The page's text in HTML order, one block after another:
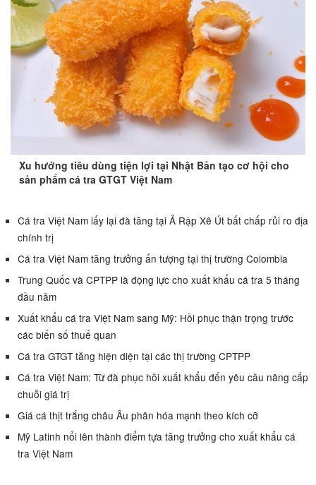
Xu hướng tiêu dùng tiện lợi tại Nhật Bản tạo cơ hội cho
sản phẩm cá tra GTGT Việt Nam
Cá tra Việt Nam lấy lại đà tăng tại Ả Rập Xê Út bất chấp rủi ro địa
chính trị
Cá tra Việt Nam tăng trưởng ấn tượng tại thị trường Colombia
Trung Quốc và CPTPP là động lực cho xuất khẩu cá tra 5 tháng
đầu năm
Xuất khẩu cá tra Việt Nam sang Mỹ: Hồi phục thận trọng trước
các biến số thuế quan
Cá tra GTGT tăng hiện diện tại các thị trường CPTPP
Cá tra Việt Nam: Từ đà phục hồi xuất khẩu đến yêu cầu nâng cấp
chuỗi giá trị
Giá cá thịt trắng châu Âu phân hóa mạnh theo kích cỡ
Mỹ Latinh nổi lên thành điểm tựa tăng trưởng cho xuất khẩu cá
tra Việt Nam